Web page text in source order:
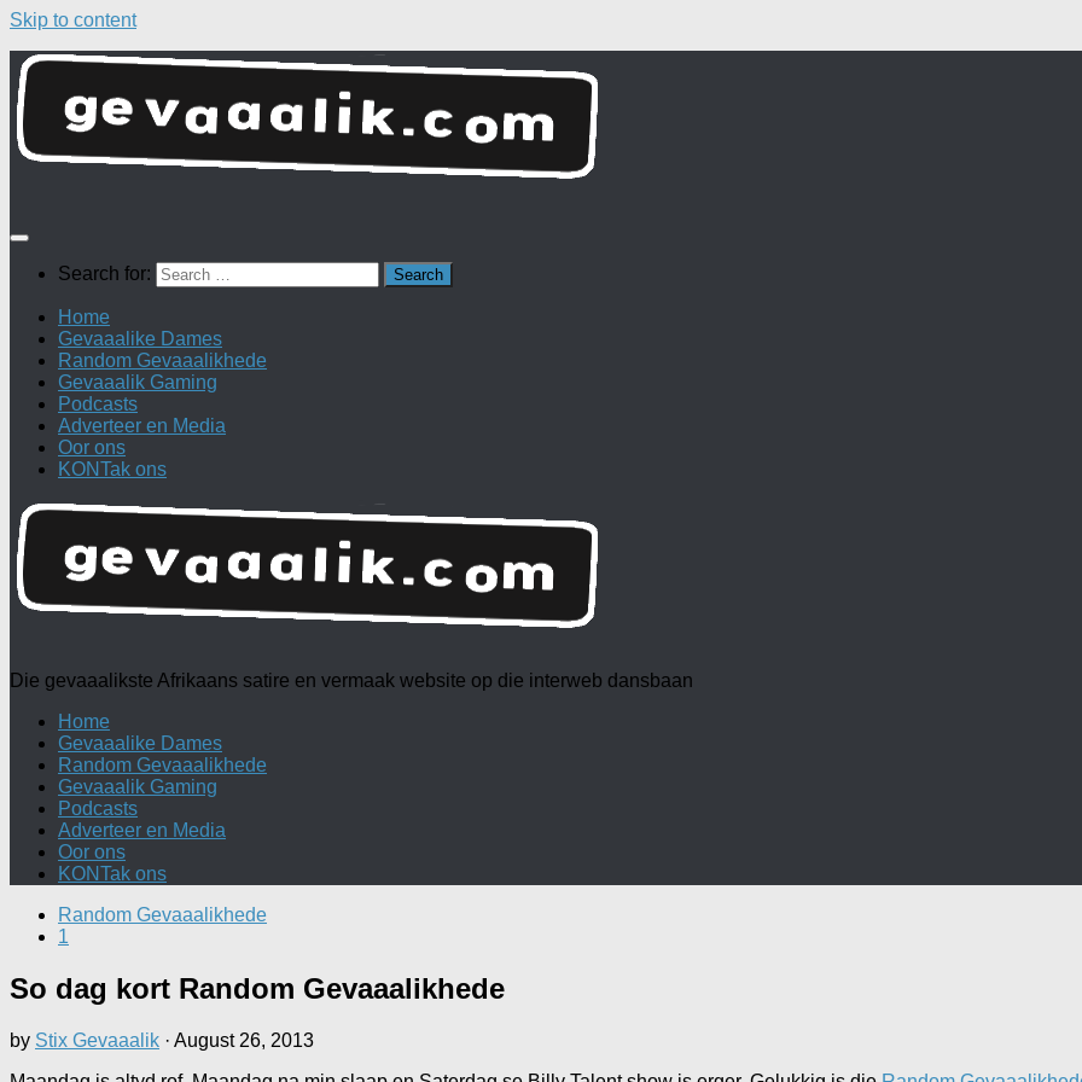
Skip to content
Search for:
Home
Gevaaalike Dames
Random Gevaaalikhede
Gevaaalik Gaming
Podcasts
Adverteer en Media
Oor ons
KONTak ons
Die gevaaalikste Afrikaans satire en vermaak website op die interweb dansbaan
Home
Gevaaalike Dames
Random Gevaaalikhede
Gevaaalik Gaming
Podcasts
Adverteer en Media
Oor ons
KONTak ons
Random Gevaaalikhede
1
So dag kort Random Gevaaalikhede
by Stix Gevaaalik · August 26, 2013